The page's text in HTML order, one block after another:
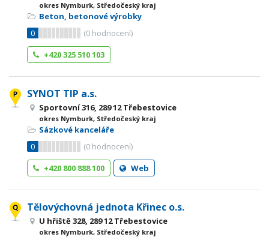
okres Nymburk, Středočeský kraj
Beton, betonové výrobky
0
(0 hodnocení)
+420 325 510 103
SYNOT TIP a.s.
Sportovní 316, 289 12 Třebestovice
okres Nymburk, Středočeský kraj
Sázkové kanceláře
0
(0 hodnocení)
+420 800 888 100
Web
Tělovýchovná jednota Křinec o.s.
U hřiště 328, 289 12 Třebestovice
okres Nymburk, Středočeský kraj